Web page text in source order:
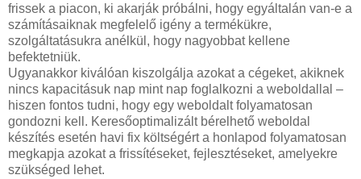
frissek a piacon, ki akarják próbálni, hogy egyáltalán van-e a
számításaiknak megfelelő igény a termékükre,
szolgáltatásukra anélkül, hogy nagyobbat kellene
befektetniük.
Ugyanakkor kiválóan kiszolgálja azokat a cégeket, akiknek
nincs kapacitásuk nap mint nap foglalkozni a weboldallal –
hiszen fontos tudni, hogy egy weboldalt folyamatosan
gondozni kell. Keresőoptimalizált bérelhető weboldal
készítés esetén havi fix költségért a honlapod folyamatosan
megkapja azokat a frissítéseket, fejlesztéseket, amelyekre
szükséged lehet.